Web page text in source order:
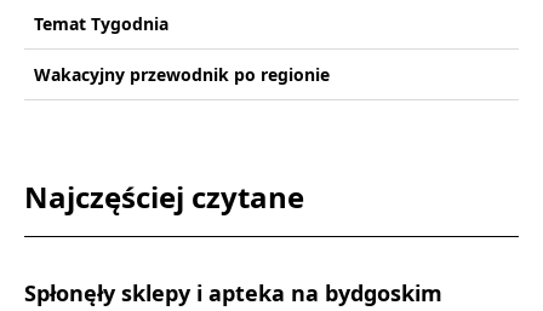
Temat Tygodnia
Wakacyjny przewodnik po regionie
Najczęściej czytane
Spłonęły sklepy i apteka na bydgoskim